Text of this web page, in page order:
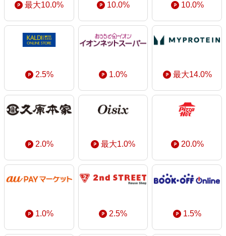
最大10.0% 10.0% 10.0%
2.5% 1.0% 最大14.0%
2.0% 最大1.0% 20.0%
1.0% 2.5% 1.5%